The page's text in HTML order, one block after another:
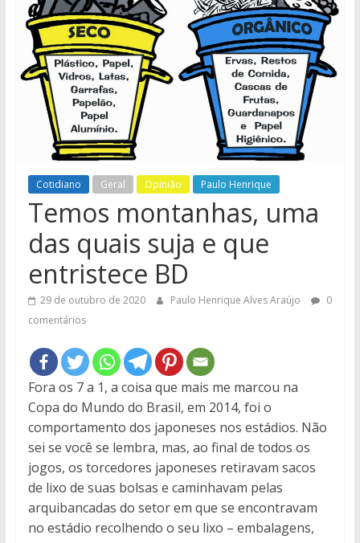
Região
Cotidiano Geral Opinião Paulo Henrique
Temos montanhas, uma
das quais suja e que
entristece BD
29 de outubro de 2020 Paulo Henrique Alves Araújo
0
comentários
Fora os 7 a 1, a coisa que mais me marcou na
Copa do Mundo do Brasil, em 2014, foi o
comportamento dos japoneses nos estádios. Não
sei se você se lembra, mas, ao final de todos os
jogos, os torcedores japoneses retiravam sacos
de lixo de suas bolsas e caminhavam pelas
arquibancadas do setor em que se encontravam
no estádio recolhendo o seu lixo – embalagens,